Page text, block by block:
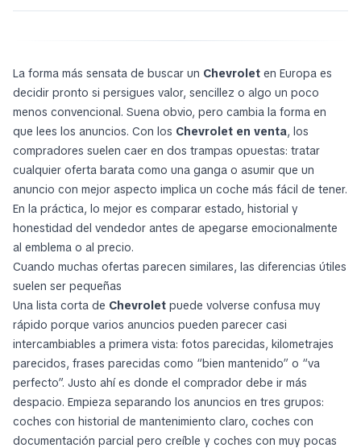
La forma más sensata de buscar un Chevrolet en Europa es
decidir pronto si persigues valor, sencillez o algo un poco
menos convencional. Suena obvio, pero cambia la forma en
que lees los anuncios. Con los Chevrolet en venta, los
compradores suelen caer en dos trampas opuestas: tratar
cualquier oferta barata como una ganga o asumir que un
anuncio con mejor aspecto implica un coche más fácil de tener.
En la práctica, lo mejor es comparar estado, historial y
honestidad del vendedor antes de apegarse emocionalmente
al emblema o al precio.
Cuando muchas ofertas parecen similares, las diferencias útiles
suelen ser pequeñas
Una lista corta de Chevrolet puede volverse confusa muy
rápido porque varios anuncios pueden parecer casi
intercambiables a primera vista: fotos parecidas, kilometrajes
parecidos, frases parecidas como “bien mantenido” o “va
perfecto”. Justo ahí es donde el comprador debe ir más
despacio. Empieza separando los anuncios en tres grupos:
coches con historial de mantenimiento claro, coches con
documentación parcial pero creíble y coches con muy pocas